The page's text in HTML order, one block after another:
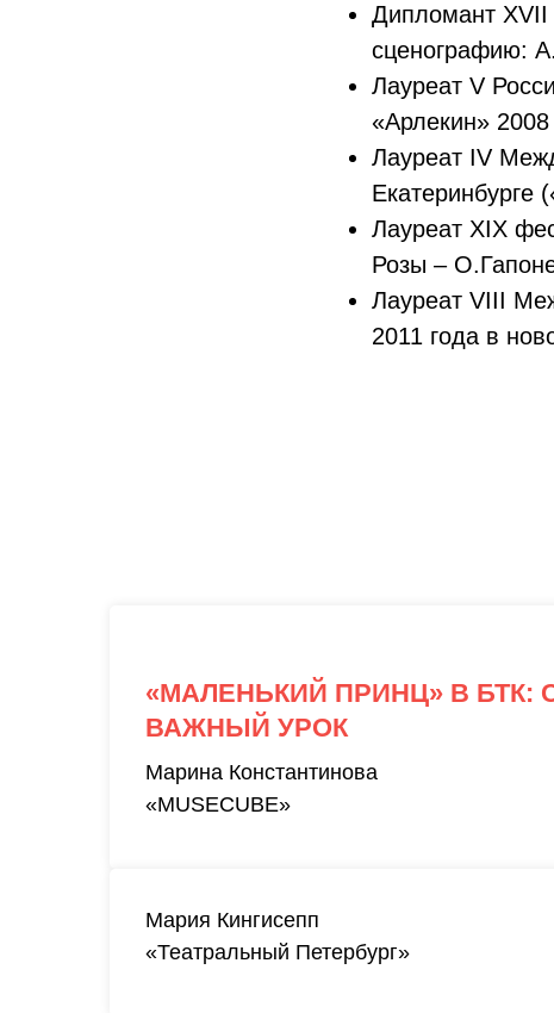
Дипломант XVII
сценографию:
Лауреат V
«Арлекин»
Лауреат IV
Екатеринбурге
Лауреат XIX
Розы –
Лауреат VIII
2011 года в
«МАЛЕНЬКИЙ ПРИНЦ» В БТК:
ВАЖНЫЙ УРОК
Марина Константинова
«MUSECUBE»
Мария Кингисепп
«Театральный Петербург»